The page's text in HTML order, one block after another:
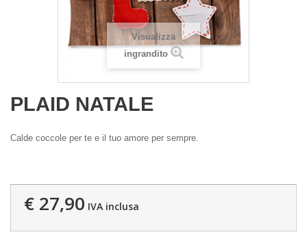
Visualizza
ingrandito
PLAID NATALE
Calde coccole per te e il tuo amore per sempre.
€ 27,90 IVA inclusa